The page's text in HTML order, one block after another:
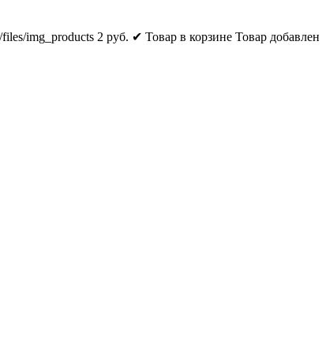
img_products 2 руб. ✔ Товар в корзине Товар добавлен